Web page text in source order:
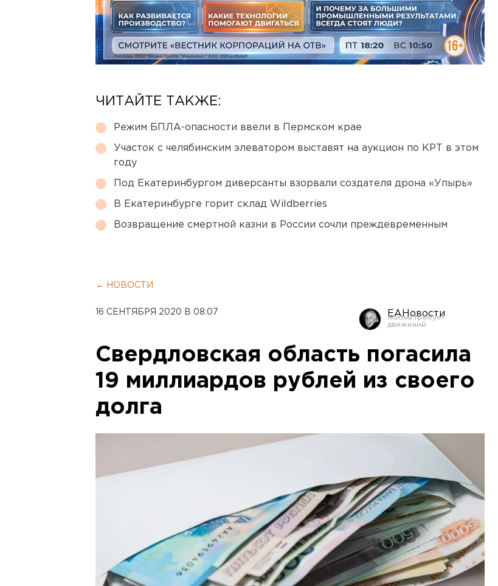
ЧИТАЙТЕ ТАКЖЕ:
Режим БПЛА-опасности ввели в Пермском крае
Участок с челябинским элеватором выставят на аукцион по КРТ в этом
году
Под Екатеринбургом диверсанты взорвали создателя дрона «Упырь»
В Екатеринбурге горит склад Wildberries
Возвращение смертной казни в России сочли преждевременным
← НОВОСТИ
16 СЕНТЯБРЯ 2020 В 08:07 ЕАНовости
Свердловская область погасила
19 миллиардов рублей из своего
долга